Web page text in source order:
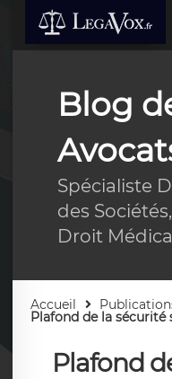
Blog
Spécialiste
des
Droit
Accueil
Plafond de la sécurité
Plafond